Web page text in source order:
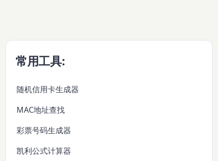
常用工具:
随机信用卡生成器
MAC地址查找
彩票号码生成器
凯利公式计算器